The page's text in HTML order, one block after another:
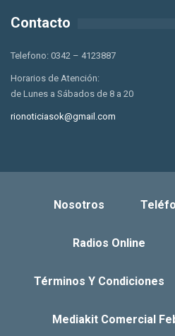
Contacto
Telefono: 0342 – 4123887
Horarios de Atención:
de Lunes a Sábados de 8 a 20
rionoticiasok@gmail.com
Nosotros
Radios Online
Términos Y Condiciones
Mediakit Comercial